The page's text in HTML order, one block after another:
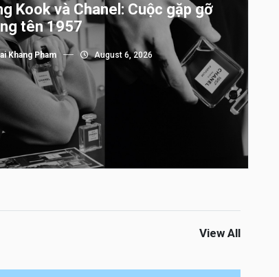
Kook và Chanel: Cuộc gặp gỡ
tên 1957
Khang Pham August 6, 2026
View All